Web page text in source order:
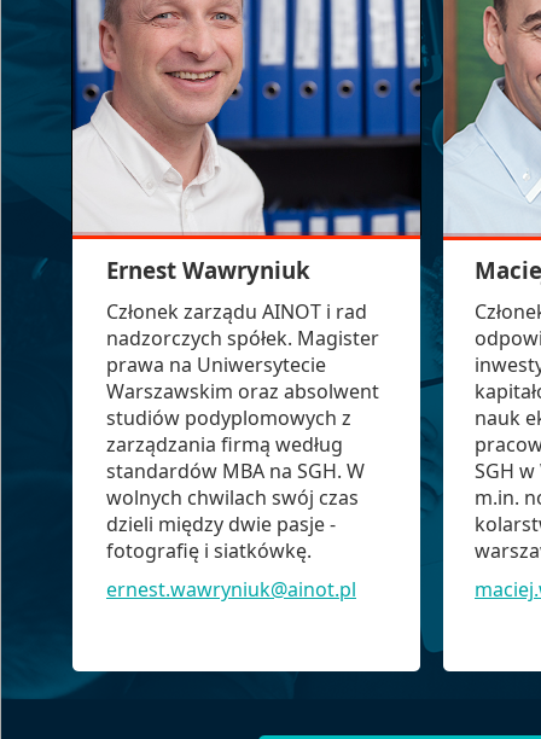
Ernest Wawryniuk
Członek zarządu AINOT i rad
nadzorczych spółek. Magister
prawa na Uniwersytecie
Warszawskim oraz absolwent
studiów podyplomowych z
zarządzania firmą według
standardów MBA na SGH. W
wolnych chwilach swój czas
dzieli między dwie pasje -
fotografię i siatkówkę.
ernest.wawryniuk@ainot.pl
nauk
SGH
m.in.